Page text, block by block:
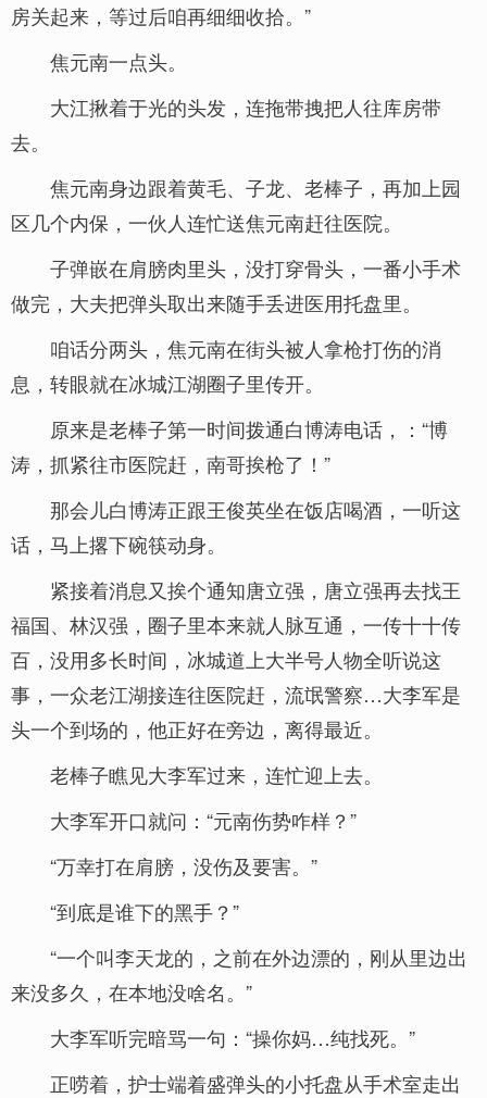
房关起来，等过后咱再细细收拾。”
焦元南一点头。
大江揪着于光的头发，连拖带拽把人往库房带
去。
焦元南身边跟着黄毛、子龙、老棒子，再加上园
区几个内保，一伙人连忙送焦元南赶往医院。
子弹嵌在肩膀肉里头，没打穿骨头，一番小手术
做完，大夫把弹头取出来随手丢进医用托盘里。
咱话分两头，焦元南在街头被人拿枪打伤的消
息，转眼就在冰城江湖圈子里传开。
原来是老棒子第一时间拨通白博涛电话，：“博
涛，抓紧往市医院赶，南哥挨枪了！”
那会儿白博涛正跟王俊英坐在饭店喝酒，一听这
话，马上撂下碗筷动身。
紧接着消息又挨个通知唐立强，唐立强再去找王
福国、林汉强，圈子里本来就人脉互通，一传十十传
百，没用多长时间，冰城道上大半号人物全听说这
事，一众老江湖接连往医院赶，流氓警察…大李军是
头一个到场的，他正好在旁边，离得最近。
老棒子瞧见大李军过来，连忙迎上去。
大李军开口就问：“元南伤势咋样？”
“万幸打在肩膀，没伤及要害。”
“到底是谁下的黑手？”
“一个叫李天龙的，之前在外边漂的，刚从里边出
来没多久，在本地没啥名。”
大李军听完暗骂一句：“操你妈…纯找死。”
正唠着，护士端着盛弹头的小托盘从手术室走出